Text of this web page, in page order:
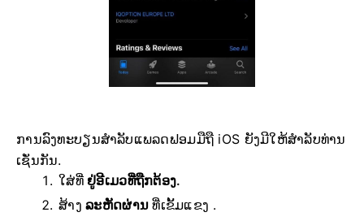
ການລົງທະບຽນສຳລັບແພລດຟອມມືຖື iOS ຍັງມີໃຫ້ສຳລັບທ່ານ
ເຊັ່ນກັນ.
ໃສ່ທີ່ ຢູ່ອີເມວທີ່ຖືກຕ້ອງ.
ສ້າງລະຫັດຜ່ານ ທີ່ເຂັ້ມແຂງ .